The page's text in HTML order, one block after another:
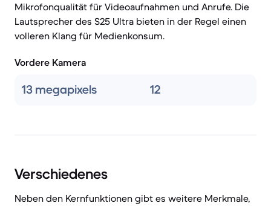
Mikrofonqualität für Videoaufnahmen und Anrufe. Die
Lautsprecher des S25 Ultra bieten in der Regel einen
volleren Klang für Medienkonsum.
Vordere Kamera
13 megapixels 12
Verschiedenes
Neben den Kernfunktionen gibt es weitere Merkmale,